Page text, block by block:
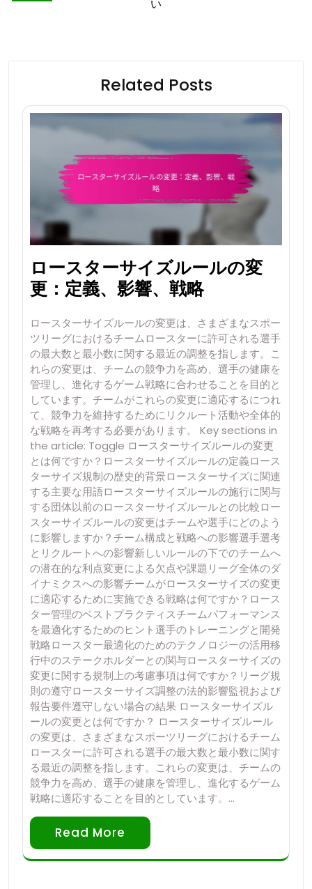
い
Related Posts
ロースターサイズルールの変
更：定義、影響、戦略
ロースターサイズルールの変更は、さまざまなスポー
ツリーグにおけるチームロースターに許可される選手
の最大数と最小数に関する最近の調整を指します。こ
れらの変更は、チームの競争力を高め、選手の健康を
管理し、進化するゲーム戦略に合わせることを目的と
しています。チームがこれらの変更に適応するにつれ
て、競争力を維持するためにリクルート活動や全体的
な戦略を再考する必要があります。 Key sections in
the article: Toggle ロースターサイズルールの変更
とは何ですか？ロースターサイズルールの定義ロース
ターサイズ規制の歴史的背景ロースターサイズに関連
する主要な用語ロースターサイズルールの施行に関与
する団体以前のロースターサイズルールとの比較ロー
スターサイズルールの変更はチームや選手にどのよう
に影響しますか？チーム構成と戦略への影響選手選考
とリクルートへの影響新しいルールの下でのチームへ
の潜在的な利点変更による欠点や課題リーグ全体のダ
イナミクスへの影響チームがロースターサイズの変更
に適応するために実施できる戦略は何ですか？ロース
ター管理のベストプラクティスチームパフォーマンス
を最適化するためのヒント選手のトレーニングと開発
戦略ロースター最適化のためのテクノロジーの活用移
行中のステークホルダーとの関与ロースターサイズの
変更に関する規制上の考慮事項は何ですか？リーグ規
則の遵守ロースターサイズ調整の法的影響監視および
報告要件遵守しない場合の結果 ロースターサイズル
ールの変更とは何ですか？ ロースターサイズルール
の変更は、さまざまなスポーツリーグにおけるチーム
ロースターに許可される選手の最大数と最小数に関す
る最近の調整を指します。これらの変更は、チームの
競争力を高め、選手の健康を管理し、進化するゲーム
戦略に適応することを目的としています。…
Read More